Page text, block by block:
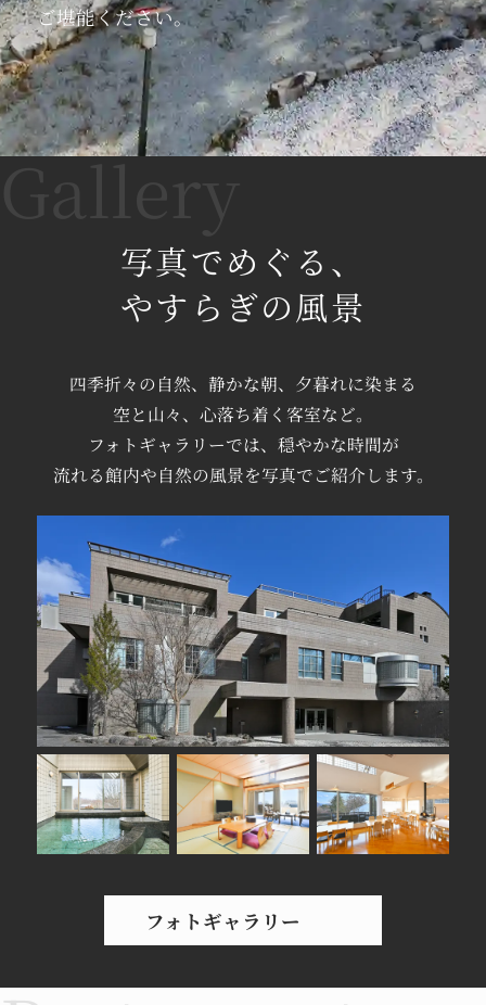
ご堪能ください。
写真でめぐる、
やすらぎの風景
四季折々の自然、 静かな朝、 夕暮れに染まる
空と山々、 心落ち着く 客室など。
フォトギャラリーでは、 穏やかな時間が
流れる館内や自然の風景を写真でご紹介します。
フォトギャラリー